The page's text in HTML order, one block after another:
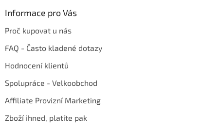
Informace pro Vás
Proč kupovat u nás
FAQ - Často kladené dotazy
Hodnocení klientů
Spolupráce - Velkoobchod
Affiliate Provizní Marketing
Zboží ihned, platíte pak